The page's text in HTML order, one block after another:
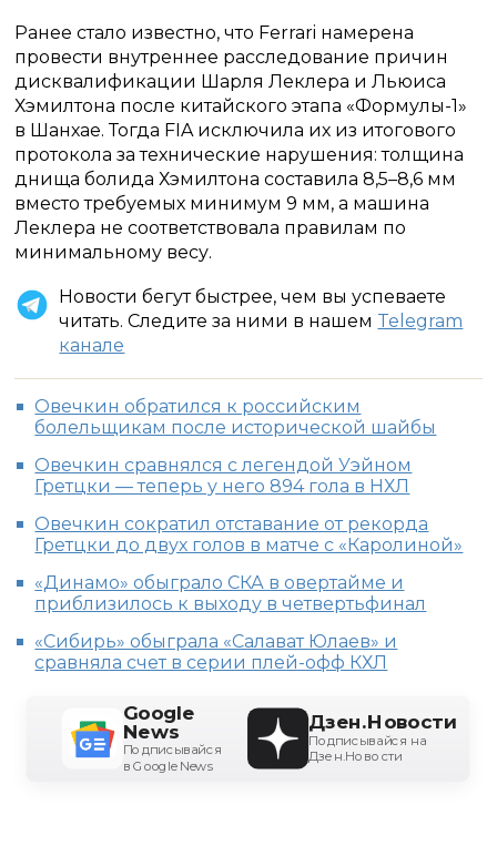
Ранее стало известно, что Ferrari намерена
провести внутреннее расследование причин
дисквалификации Шарля Леклера и Льюиса
Хэмилтона после китайского этапа «Формулы-1»
в Шанхае. Тогда FIA исключила их из итогового
протокола за технические нарушения: толщина
днища болида Хэмилтона составила 8,5–8,6 мм
вместо требуемых минимум 9 мм, а машина
Леклера не соответствовала правилам по
минимальному весу.
Новости бегут быстрее, чем вы успеваете
читать. Следите за ними в нашем Telegram
канале
Овечкин обратился к российским
болельщикам после исторической шайбы
Овечкин сравнялся с легендой Уэйном
Гретцки — теперь у него 894 гола в НХЛ
Овечкин сократил отставание от рекорда
Гретцки до двух голов в матче с «Каролиной»
«Динамо» обыграло СКА в овертайме и
приблизилось к выходу в четвертьфинал
«Сибирь» обыграла «Салават Юлаев» и
сравняла счет в серии плей-офф КХЛ
Google
News
Подписывайся
в Google News
Дзен.Новости
Подписывайся на
Дзен.Новости